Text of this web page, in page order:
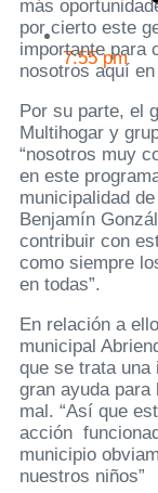
7:55 pm
más
por cierto este
importante para
nosotros aquí
Por su parte, el
Multihogar y
“nosotros muy
en este
municipalidad
Benjamín
contribuir con
como siempre
en todas”.
En relación a
municipal
que se trata una
gran ayuda para
mal. “Así que
acción
municipio
nuestros niños”